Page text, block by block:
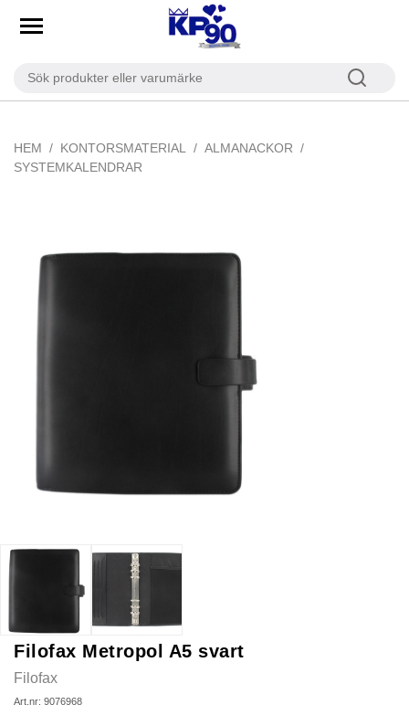
HEM KONTORSMATERIAL
ALMANACKOR
SYSTEMKALENDRAR
Filofax Metropol A5 svart
Filofax
Art.nr: 9076968